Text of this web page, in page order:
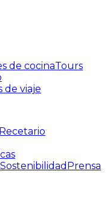
de cocinaTours
de viaje
Recetario
Sostenibilidad Prensa